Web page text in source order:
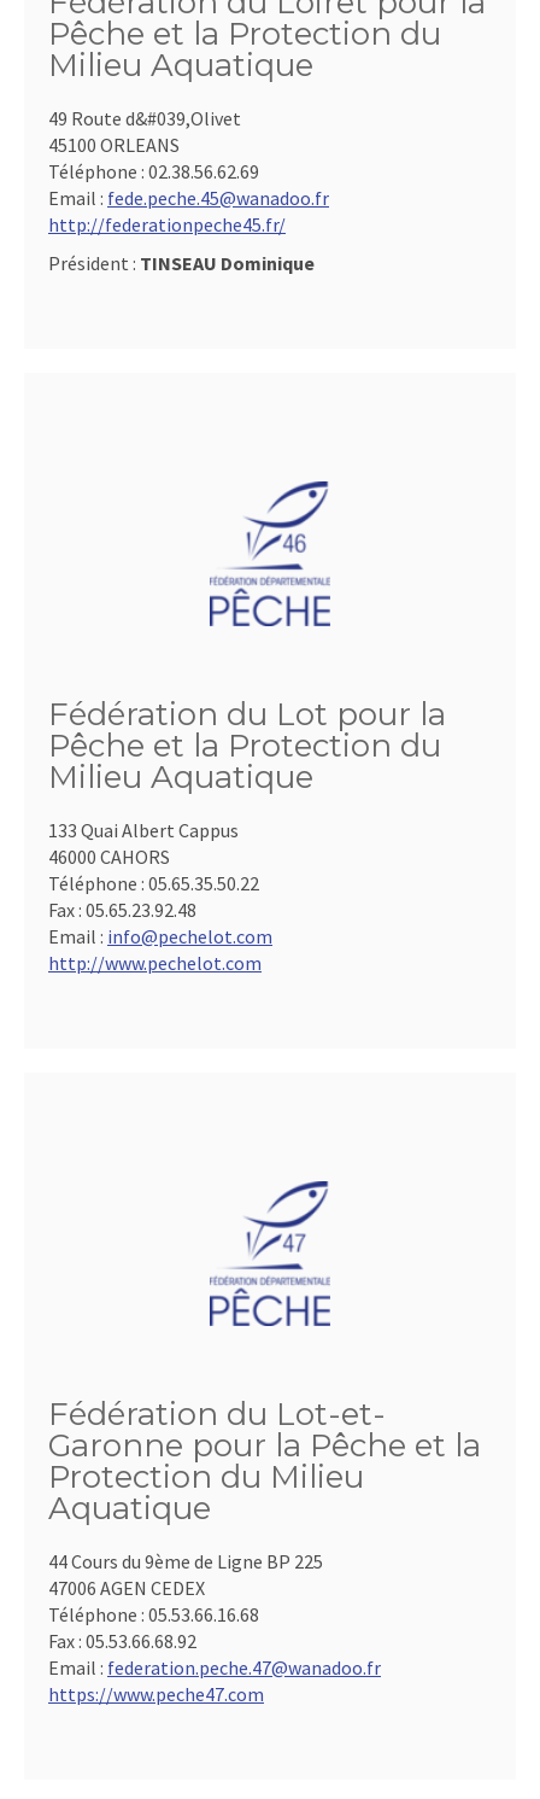
Pêche et la Protection du
Milieu Aquatique
49 Route d&#039,Olivet
45100 ORLEANS
Téléphone : 02.38.56.62.69
Email : fede.peche.45@wanadoo.fr
http://federationpeche45.fr/
Président : TINSEAU Dominique
Fédération du Lot pour la
Pêche et la Protection du
Milieu Aquatique
133 Quai Albert Cappus
46000 CAHORS
Téléphone : 05.65.35.50.22
Fax : 05.65.23.92.48
Email : info@pechelot.com
http://www.pechelot.com
Fédération du Lot-et-
Garonne pour la Pêche et la
Protection du Milieu
Aquatique
44 Cours du 9ème de Ligne BP 225
47006 AGEN CEDEX
Téléphone : 05.53.66.16.68
Fax : 05.53.66.68.92
Email : federation.peche.47@wanadoo.fr
https://www.peche47.com